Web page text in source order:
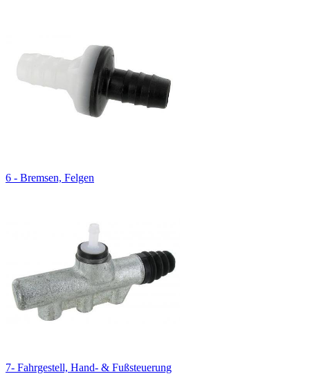
6 - Bremsen, Felgen
7- Fahrgestell, Hand- & Fußsteuerung